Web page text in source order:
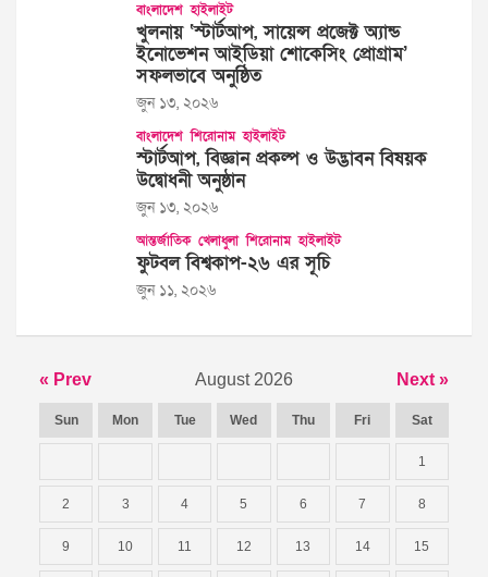
বাংলাদেশ হাইলাইট
খুলনায় ‘স্টার্টআপ, সায়েন্স প্রজেক্ট অ্যান্ড
ইনোভেশন আইডিয়া শোকেসিং প্রোগ্রাম’
সফলভাবে অনুষ্ঠিত
জুন ১৩, ২০২৬
বাংলাদেশ শিরোনাম হাইলাইট
স্টার্টআপ, বিজ্ঞান প্রকল্প ও উদ্ভাবন বিষয়ক
উদ্বোধনী অনুষ্ঠান
জুন ১৩, ২০২৬
আন্তর্জাতিক খেলাধুলা শিরোনাম হাইলাইট
ফুটবল বিশ্বকাপ-২৬ এর সূচি
জুন ১১, ২০২৬
« Prev August 2026 Next »
Sun Mon Tue Wed Thu Fri Sat
1
2 3 4 5 6 7 8
9 10 11 12 13 14 15